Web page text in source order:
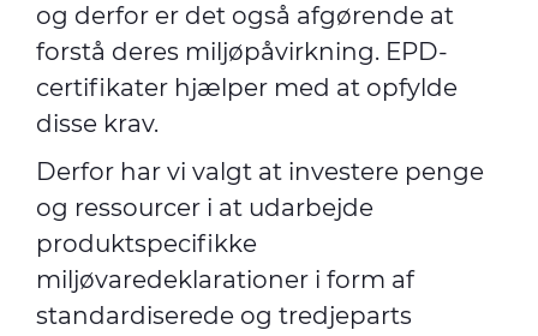
og derfor er det også afgørende at
forstå deres miljøpåvirkning. EPD-
certifikater hjælper med at opfylde
disse krav.
Derfor har vi valgt at investere penge
og ressourcer i at udarbejde
produktspecifikke
miljøvaredeklarationer i form af
standardiserede og tredjeparts